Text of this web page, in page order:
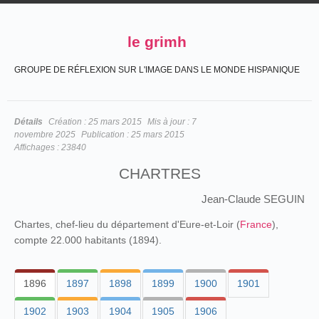
le grimh
GROUPE DE RÉFLEXION SUR L'IMAGE DANS LE MONDE HISPANIQUE
Détails Création : 25 mars 2015 Mis à jour : 7
novembre 2025 Publication : 25 mars 2015
Affichages : 23840
CHARTRES
Jean-Claude SEGUIN
Chartes, chef-lieu du département d'Eure-et-Loir (France),
compte 22.000 habitants (1894).
1896 1897 1898 1899 1900 1901
1902 1903 1904 1905 1906